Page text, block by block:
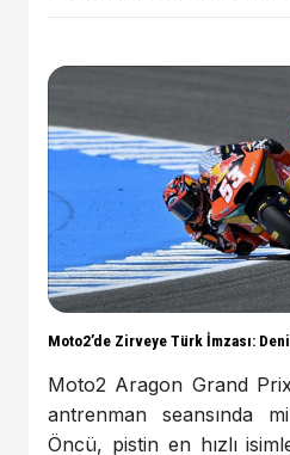
Moto2’de Zirveye Türk İmzası:
Moto2 Aragon Grand
antrenman seansında
Öncü, pistin en hızlı